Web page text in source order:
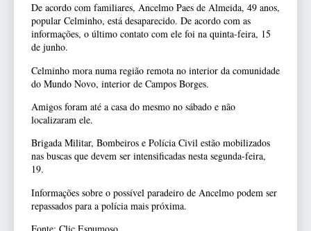
De acordo com familiares, Ancelmo Paes de Almeida, 49 anos,
popular Celminho, está desaparecido. De acordo com as
informações, o último contato com ele foi na quinta-feira, 15
de junho.
Celminho mora numa região remota no interior da comunidade
do Mundo Novo, interior de Campos Borges.
Amigos foram até a casa do mesmo no sábado e não
localizaram ele.
Brigada Militar, Bombeiros e Polícia Civil estão mobilizados
nas buscas que devem ser intensificadas nesta segunda-feira,
19.
Informações sobre o possível paradeiro de Ancelmo podem ser
repassados para a polícia mais próxima.